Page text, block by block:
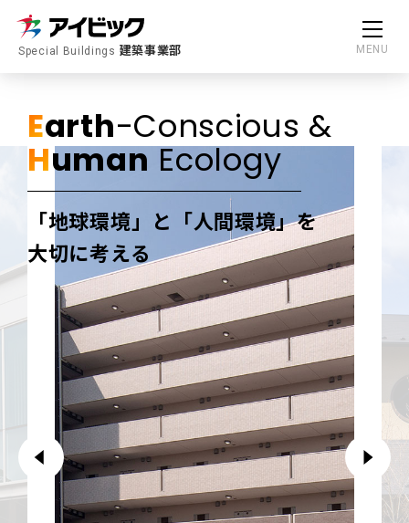
Special Buildings 建築事業部 MENU
Earth-Conscious &
HumanEcology
「地球環境」と「人間環境」を
大切に考える